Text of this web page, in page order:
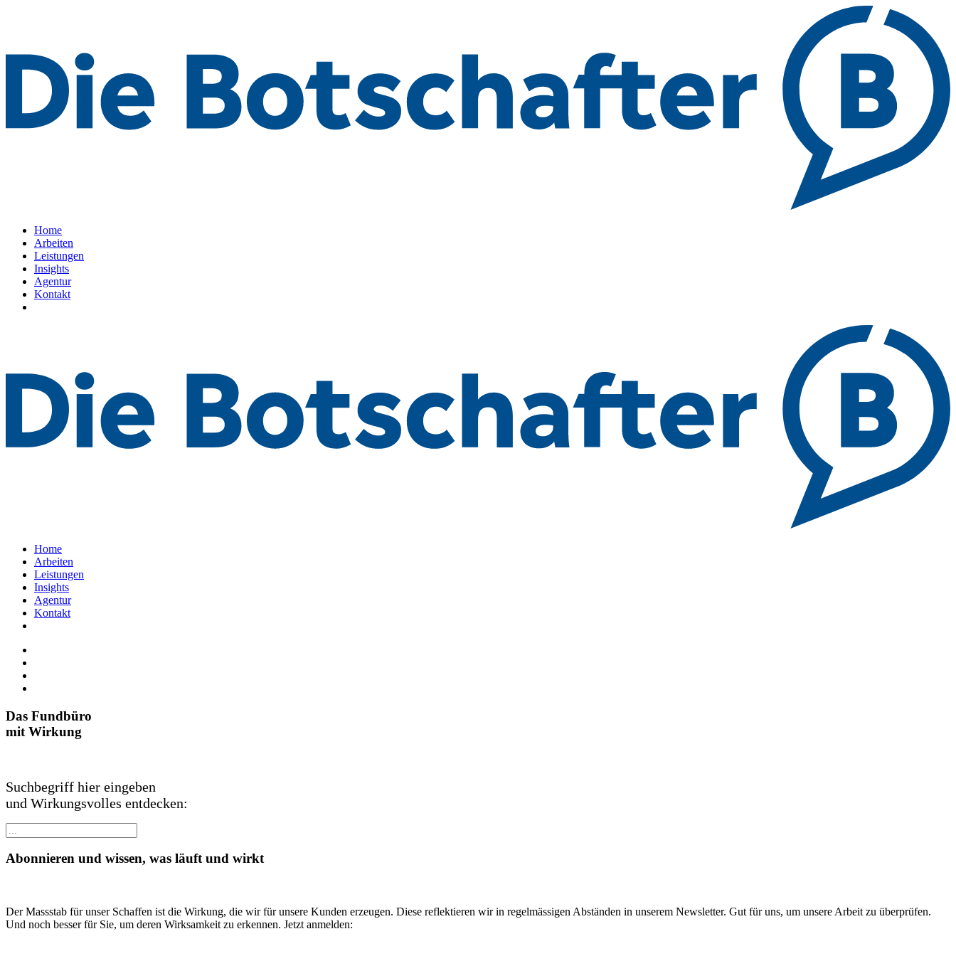
Home
Arbeiten
Leistungen
Insights
Agentur
Kontakt
Home
Arbeiten
Leistungen
Insights
Agentur
Kontakt
Das Fundbüro
mit Wirkung
Suchbegriff hier eingeben
und Wirkungsvolles entdecken:
Abonnieren und wissen, was läuft und wirkt
Der Massstab für unser Schaffen ist die Wirkung, die wir für unsere Kunden erzeugen. Diese reflektieren wir in regelmässigen Abständen in unserem Newsletter. Gut für uns, um unsere Arbeit zu überprüfen.
Und noch besser für Sie, um deren Wirksamkeit zu erkennen. Jetzt anmelden: